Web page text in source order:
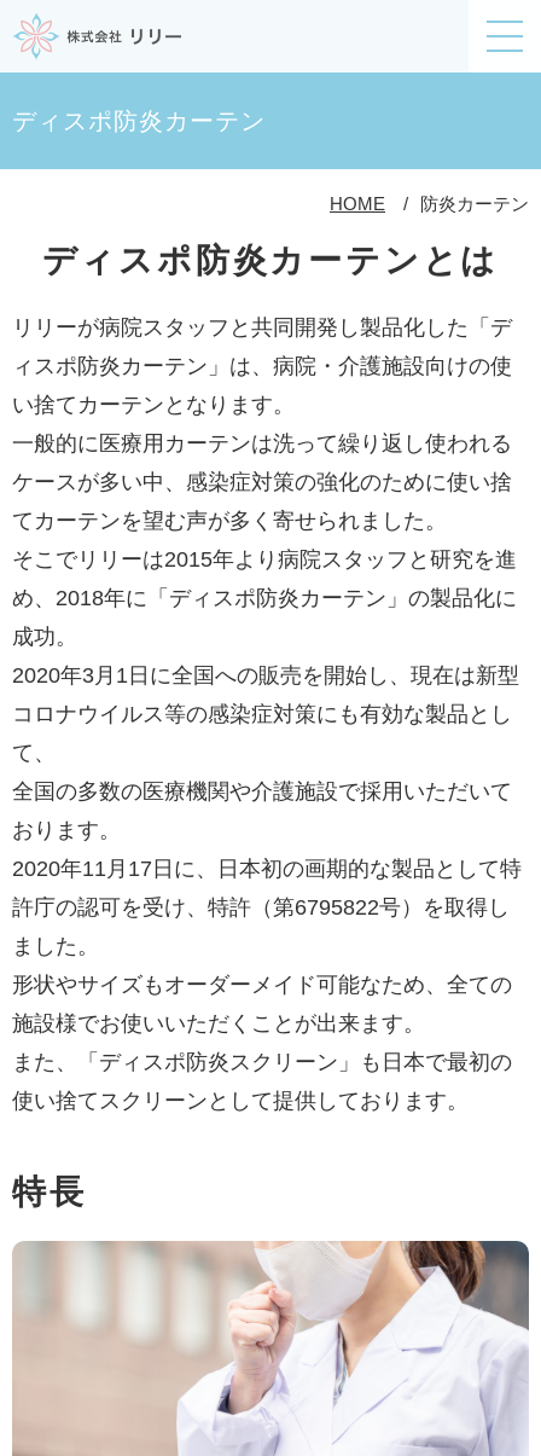
ディスポ防炎カーテン
HOME 防炎カーテン
ディスポ防炎カーテンとは
リリーが病院スタッフと共同開発し製品化した「デ
ィスポ防炎カーテン」は、病院・介護施設向けの使
い捨てカーテンとなります。
一般的に医療用カーテンは洗って繰り返し使われる
ケースが多い中、感染症対策の強化のために使い捨
てカーテンを望む声が多く寄せられました。
そこでリリーは2015年より病院スタッフと研究を進
め、2018年に「ディスポ防炎カーテン」の製品化に
成功。
2020年3月1日に全国への販売を開始し、現在は新型
コロナウイルス等の感染症対策にも有効な製品とし
て、
全国の多数の医療機関や介護施設で採用いただいて
おります。
2020年11月17日に、日本初の画期的な製品として特
許庁の認可を受け、特許（第6795822号）を取得し
ました。
形状やサイズもオーダーメイド可能なため、全ての
施設様でお使いいただくことが出来ます。
また、「ディスポ防炎スクリーン」も日本で最初の
使い捨てスクリーンとして提供しております。
特長